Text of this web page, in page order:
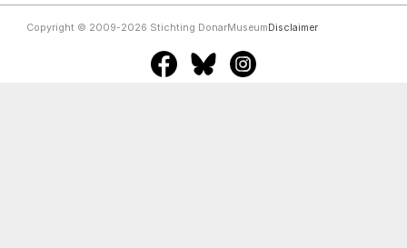
Copyright © 2009-2026 Stichting DonarMuseum Disclaimer